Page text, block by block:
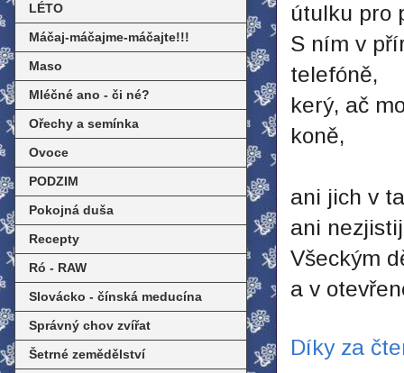
útulku pro
S ním v
telefóně,
kerý, ač
koně,
ani jich v
‎ani
Všeckým
a v
Díky za
LÉTO
Máčaj-máčajme-máčajte!!!
Maso
Mléčné ano - či né?
Ořechy a semínka
Ovoce
PODZIM
Pokojná duša
Recepty
Ró - RAW
Slovácko - čínská meducína
Správný chov zvířat
Šetrné zemědělství